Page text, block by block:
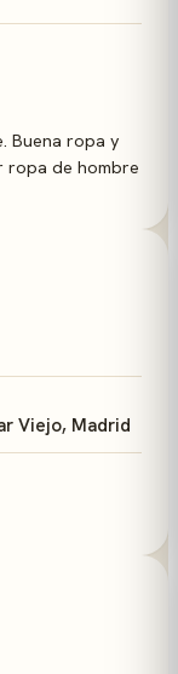
Buena ropa y
ropa de hombre
Viejo, Madrid